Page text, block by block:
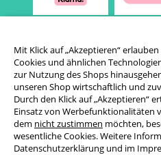
Mit Klick auf „Akzeptieren“
Cookies und ähnlichen
zur Nutzung des Shops
unseren Shop wirtschaftlich und
Durch den Klick auf „Akzeptieren“
Einsatz von Werbefunktionalitäten
dem nicht zustimmen möchten,
wesentliche Cookies. Weitere
Datenschutzerklärung und im